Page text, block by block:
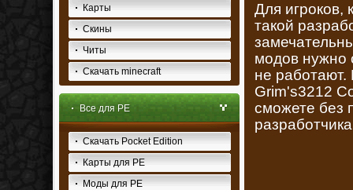
Карты
Скины
Читы
Скачать minecraft
Все для PE
Скачать Pocket Edition
Карты для PE
Моды для PE
Для игроков,
такой
модов нужно
не
Grim's3212
сможете без